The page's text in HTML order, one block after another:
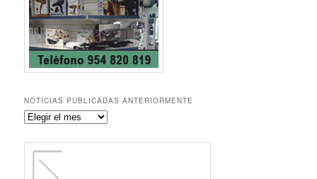
NOTICIAS PUBLICADAS ANTERIORMENTE
Noticias
anteriormente